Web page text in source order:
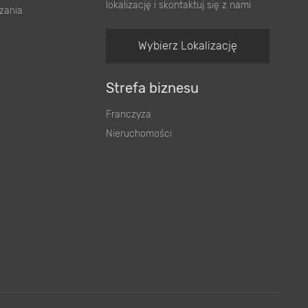
lokalizację i skontaktuj się z nami
Wybierz Lokalizację
Strefa biznesu
Franczyza
Nieruchomości